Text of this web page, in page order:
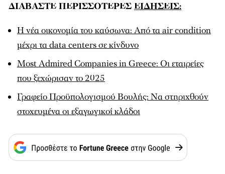
ΔΙΑΒΑΣΤΕ ΠΕΡΙΣΣΟΤΕΡΕΣ ΕΙΔΗΣΕΙΣ:
Η νέα οικονομία του καύσωνα: Από τα air condition
μέχρι τα data centers σε κίνδυνο
Μost Admired Companies in Greece: Οι εταιρείες
που ξεχώρισαν το 2025
Γραφείο Προϋπολογισμού Βουλής: Να στηριχθούν
στοχευμένα οι εξαγωγικοί κλάδοι